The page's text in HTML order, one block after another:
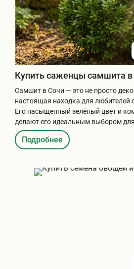
Шарафуга
Бирючина
Плющ
Овсяница
Кустарники
ПАМПАСНАЯ ТРАВА
(КОРТАДЕРИЯ)
Кизильник саженец
Экзотические растения
Декоративные саженцы
Комнатные растения
Хвойные саженцы
Клематис
Глициния
Купить саженцы самшита
Самшит в Сочи — это не просто
настоящая находка для любителей
Его насыщенный зелёный цвет и
делают его идеальным выбором
Подробнее